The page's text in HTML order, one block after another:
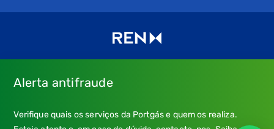
a nossaPolítica de Cookies.
Alerta antifraude
Verifique quais os serviços da Portgás e quem os realiza.